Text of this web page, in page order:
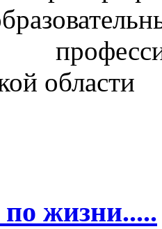
области
жизни.....